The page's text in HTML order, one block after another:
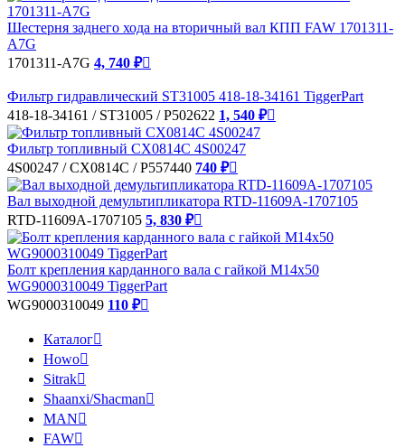
Шестерня заднего хода на вторичный вал КПП FAW 1701311-
A7G
1701311-A7G 4, 740 ₽
Фильтр гидравлический ST31005 418-18-34161 TiggerPart
418-18-34161 / ST31005 / P502622 1, 540 ₽
Фильтр топливный CX0814C 4S00247
4S00247 / CX0814C / P557440 740 ₽
Вал выходной демультипликатора RTD-11609A-1707105
RTD-11609A-1707105 5, 830 ₽
Болт крепления карданного вала с гайкой М14х50
WG9000310049 TiggerPart
WG9000310049 110 ₽
Каталог
Howo
Sitrak
Shaanxi/Shacman
MAN
FAW